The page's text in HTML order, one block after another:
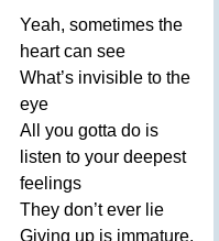
Yeah, sometimes the
heart can see
What’s invisible to the
eye
All
you gotta do is
listen to your deepest
feelings
They don’t ever lie
Giving up is immature,